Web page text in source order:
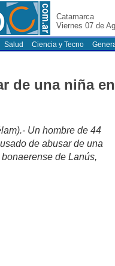
Catamarca
Viernes 07 de
Salud Ciencia y Tecno
de una niña en
Un hombre de 44
de abusar de una
de Lanús,